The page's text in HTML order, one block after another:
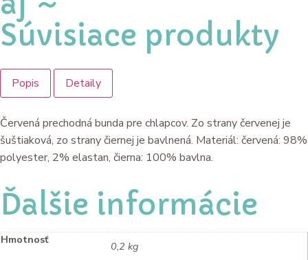
Súvisiace produkty
Popis Detaily
Červená prechodná bunda pre chlapcov. Zo strany červenej je
šuštiaková, zo strany čiernej je bavlnená. Materiál: červená: 98%
polyester, 2% elastan, čierna: 100% bavlna.
Ďalšie informácie
Hmotnosť
0,2 kg